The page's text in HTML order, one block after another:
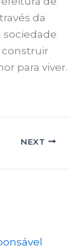
da
construir
para viver.
NEXT